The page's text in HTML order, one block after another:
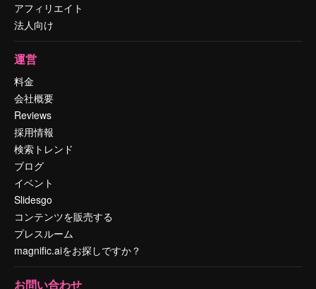
アフィリエイト
法人向け
運営
料金
会社概要
Reviews
採用情報
検索トレンド
ブログ
イベント
Slidesgo
コンテンツを販売する
プレスルーム
magnific.aiをお探しですか？
お問い合わせ